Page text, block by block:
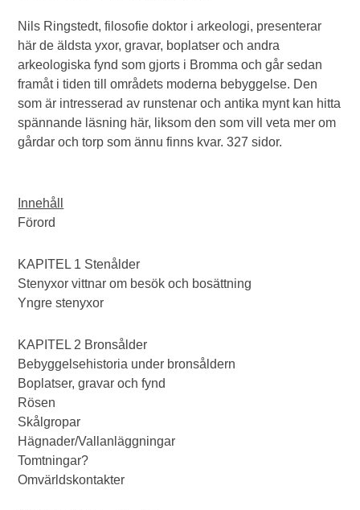
Nils Ringstedt, filosofie doktor i arkeologi, presenterar
här de äldsta yxor, gravar, boplatser och andra
arkeologiska fynd som gjorts i Bromma och går sedan
framåt i tiden till områdets moderna bebyggelse. Den
som är intresserad av runstenar och antika mynt kan hitta
spännande läsning här, liksom den som vill veta mer om
gårdar och torp som ännu finns kvar. 327 sidor.
Innehåll
Förord
KAPITEL 1 Stenålder
Stenyxor vittnar om besök och bosättning
Yngre stenyxor
KAPITEL 2 Bronsålder
Bebyggelsehistoria under bronsåldern
Boplatser, gravar och fynd
Rösen
Skålgropar
Hägnader/Vallanläggningar
Tomtningar?
Omvärldskontakter